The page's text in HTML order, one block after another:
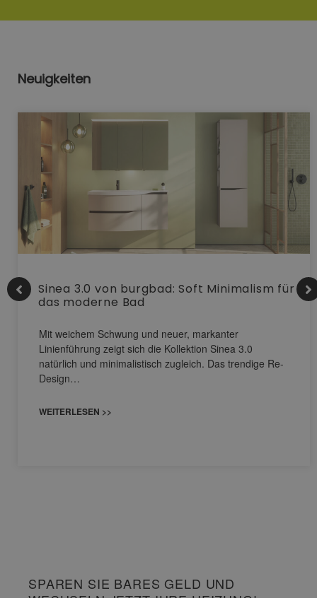
Neuigkeiten
Sinea 3.0 von burgbad: Soft Minimalism für
das moderne Bad
Mit weichem Schwung und neuer, markanter
Linienführung zeigt sich die Kollektion Sinea 3.0
natürlich und minimalistisch zugleich. Das trendige Re-
Design…
WEITERLESEN >>
SPAREN SIE BARES GELD UND